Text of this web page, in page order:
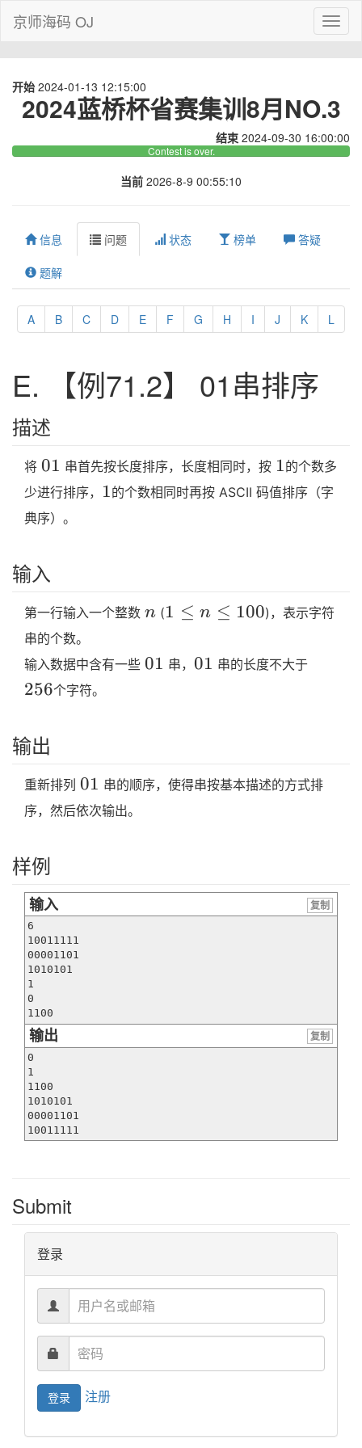
京师海码 OJ
开始 2024-01-13 12:15:00
2024蓝桥杯省赛集训8月NO.3
结束 2024-09-30 16:00:00
Contest is over.
当前 2026-8-9 00:55:10
信息 问题 状态 榜单 答疑
题解
A B C D E F G H I J K L
E. 【例71.2】 01串排序
描述
将 01
01 串首先按长度排序，长度相同时，按 1
1的个数多
少进行排序， 1
1的个数相同时再按 ASCII 码值排序（字
典序）。
输入
第一行输入一个整数 n
n (1≤n≤100
1 ≤ n ≤ 100)，表示字符
串的个数。
输入数据中含有一些 01
01 串， 01
01 串的长度不大于
256个字符。
输出
重新排列 01
01 串的顺序，使得串按基本描述的方式排
序，然后依次输出。
样例
输入
复制
6
10011111
00001101
1010101
1
0
1100
输出
复制
0
1
1100
1010101
00001101
10011111
Submit
登录
登录 注册